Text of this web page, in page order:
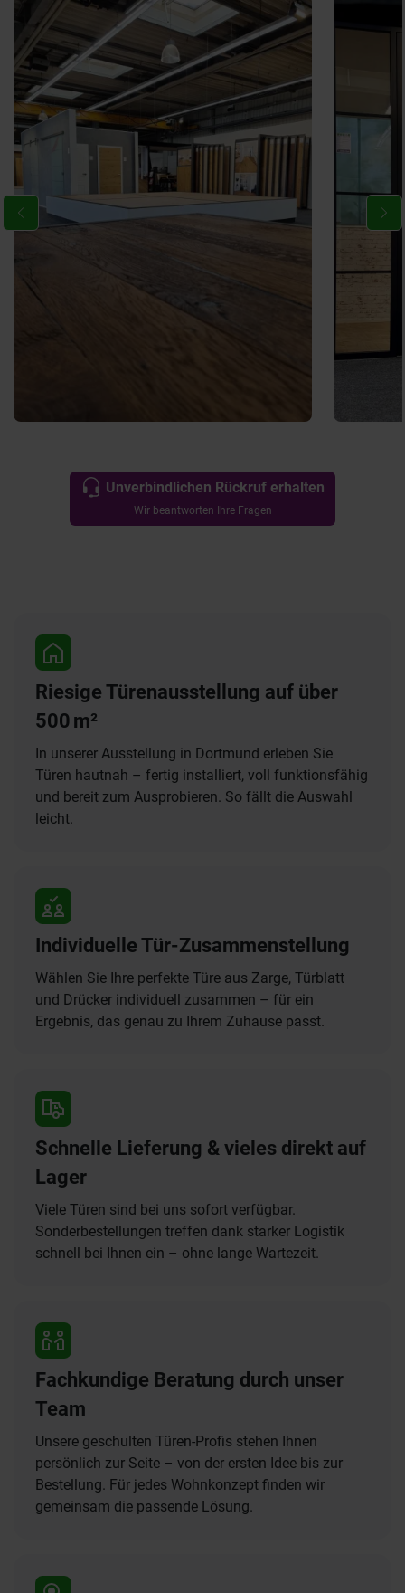
Unverbindlichen Rückruf erhalten
Wir beantworten Ihre Fragen
Riesige Türenausstellung auf über
500 m²
In unserer Ausstellung in Dortmund erleben Sie
Türen hautnah – fertig installiert, voll funktionsfähig
und bereit zum Ausprobieren. So fällt die Auswahl
leicht.
Individuelle Tür-Zusammenstellung
Wählen Sie Ihre perfekte Türe aus Zarge, Türblatt
und Drücker individuell zusammen – für ein
Ergebnis, das genau zu Ihrem Zuhause passt.
Schnelle Lieferung & vieles direkt auf
Lager
Viele Türen sind bei uns sofort verfügbar.
Sonderbestellungen treffen dank starker Logistik
schnell bei Ihnen ein – ohne lange Wartezeit.
Fachkundige Beratung durch unser
Team
Unsere geschulten Türen-Profis stehen Ihnen
persönlich zur Seite – von der ersten Idee bis zur
Bestellung. Für jedes Wohnkonzept finden wir
gemeinsam die passende Lösung.